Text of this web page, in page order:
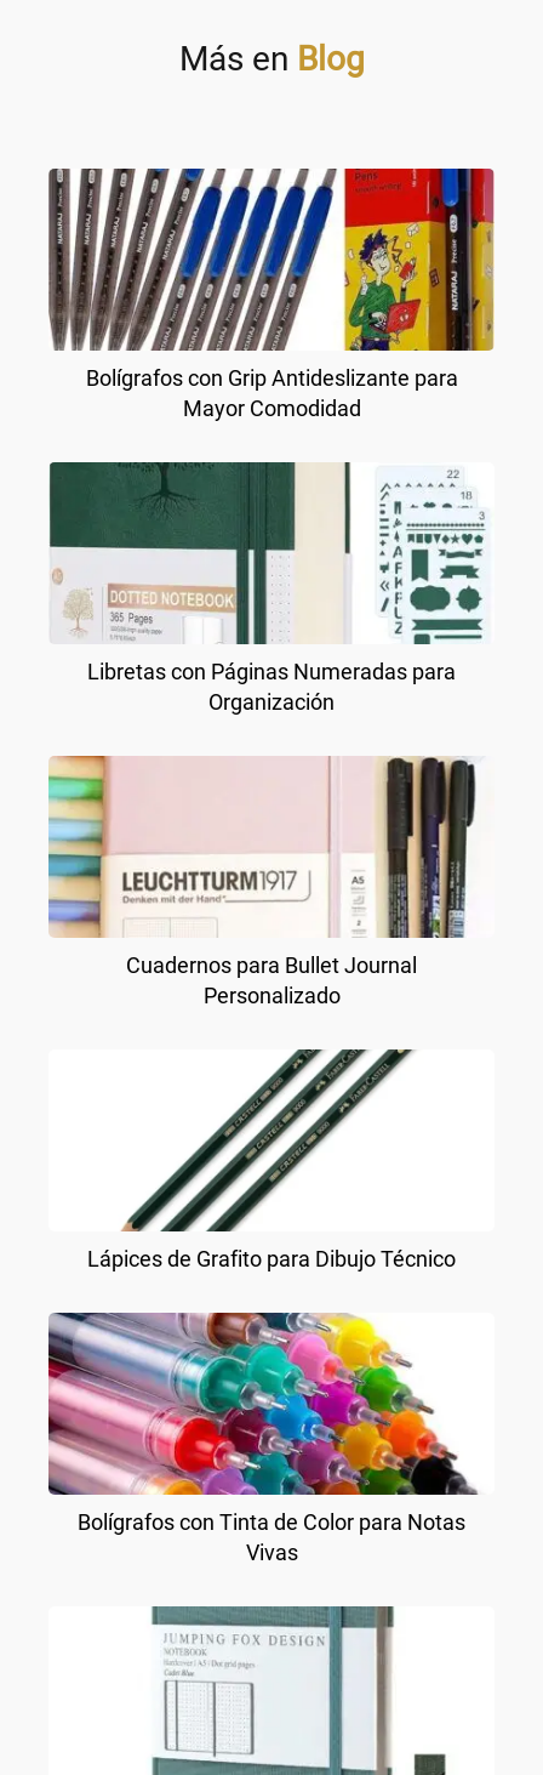
Más en Blog
Bolígrafos con Grip Antideslizante para
Mayor Comodidad
Libretas con Páginas Numeradas para
Organización
Cuadernos para Bullet Journal
Personalizado
Lápices de Grafito para Dibujo Técnico
Bolígrafos con Tinta de Color para Notas
Vivas